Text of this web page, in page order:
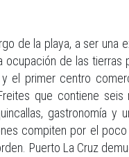
de la playa, a ser una
de las tierras
el primer centro
que contiene seis
gastronomía y
compiten por el
Puerto La Cruz